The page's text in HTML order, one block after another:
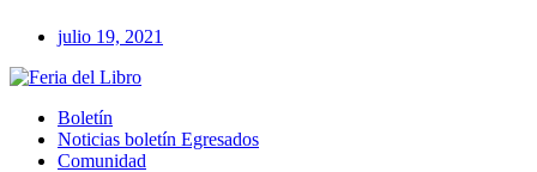
julio 19, 2021
Boletín
Noticias boletín Egresados
Comunidad